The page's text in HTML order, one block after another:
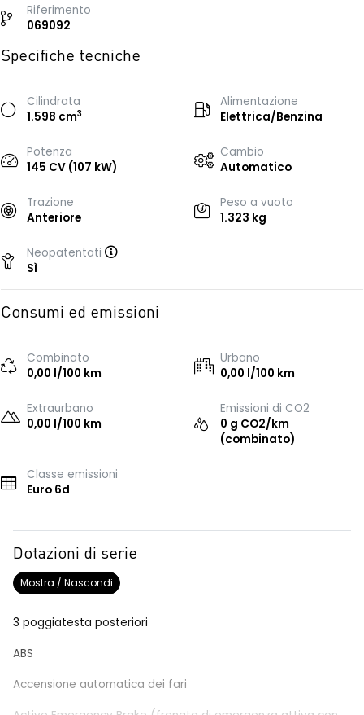
Riferimento
069092
Specifiche tecniche
Cilindrata
1.598 cm3
Alimentazione
Elettrica/Benzina
Potenza
145 CV (107 kW)
Cambio
Automatico
Trazione
Anteriore
Peso a vuoto
1.323 kg
Neopatentati
Sì
Consumi ed emissioni
Combinato
0,00 l/100 km
Urbano
0,00 l/100 km
Extraurbano
0,00 l/100 km
Emissioni di CO2
0 g CO2/km
(combinato)
Classe emissioni
Euro 6d
Dotazioni di serie
Mostra / Nascondi
3 poggiatesta posteriori
ABS
Accensione automatica dei fari